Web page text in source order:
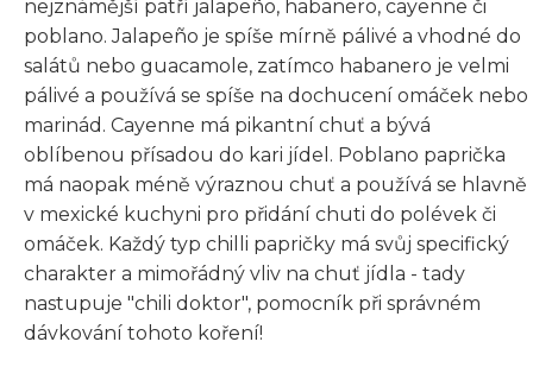
nejznámější patří jalapeño, habanero, cayenne či
poblano. Jalapeño je spíše mírně pálivé a vhodné do
salátů nebo guacamole, zatímco habanero je velmi
pálivé a používá se spíše na dochucení omáček nebo
marinád. Cayenne má pikantní chuť a bývá
oblíbenou přísadou do kari jídel. Poblano paprička
má naopak méně výraznou chuť a používá se hlavně
v mexické kuchyni pro přidání chuti do polévek či
omáček. Každý typ chilli papričky má svůj specifický
charakter a mimořádný vliv na chuť jídla - tady
nastupuje "chili doktor", pomocník při správném
dávkování tohoto koření!